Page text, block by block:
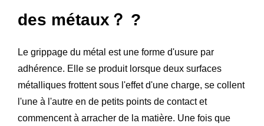
des métaux？ ?
Le grippage du métal est une forme d'usure par
adhérence. Elle se produit lorsque deux surfaces
métalliques frottent sous l'effet d'une charge, se collent
l'une à l'autre en de petits points de contact et
commencent à arracher de la matière. Une fois que